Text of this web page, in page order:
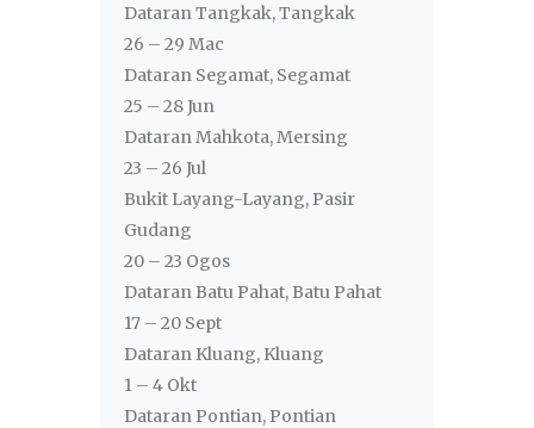
Dataran Tangkak, Tangkak
26 – 29 Mac
Dataran Segamat, Segamat
25 – 28 Jun
Dataran Mahkota, Mersing
23 – 26 Jul
Bukit Layang-Layang, Pasir
Gudang
20 – 23 Ogos
Dataran Batu Pahat, Batu Pahat
17 – 20 Sept
Dataran Kluang, Kluang
1 – 4 Okt
Dataran Pontian, Pontian